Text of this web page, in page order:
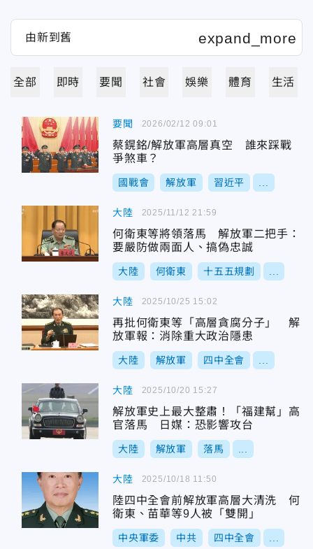
全部 即時 要聞 社會 娛樂 體育 生活
要聞
蔡鎤銘/解放軍高層真空 誰來踩戰
爭煞車？
國戰會 解放軍 習近平
2026/02/12 09:01
大陸
何衛東等將領落馬 解放軍二把手：
要嚴防做兩面人、搞偽忠誠
大陸 何衛東 十五五規劃
2025/11/12 21:59
大陸
再批何衛東等「高層貪腐分子」 解
放軍報：消除重大政治隱患
大陸 解放軍 四中全會
2025/10/25 15:02
大陸
解放軍史上最大整肅！「福建幫」高
官落馬 日媒：恐影響攻台
大陸 解放軍 落馬
2025/10/20 15:27
大陸
陸四中全會前解放軍高層大清洗 何
衛東、苗華等9人被「雙開」
中央軍委 中共 四中全會
2025/10/18 11:50